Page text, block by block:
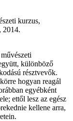
kurzus,
2014.
különböző
résztvevők.
hogyan reagál
egyébként
ettől lesz az egész
kellene arra,